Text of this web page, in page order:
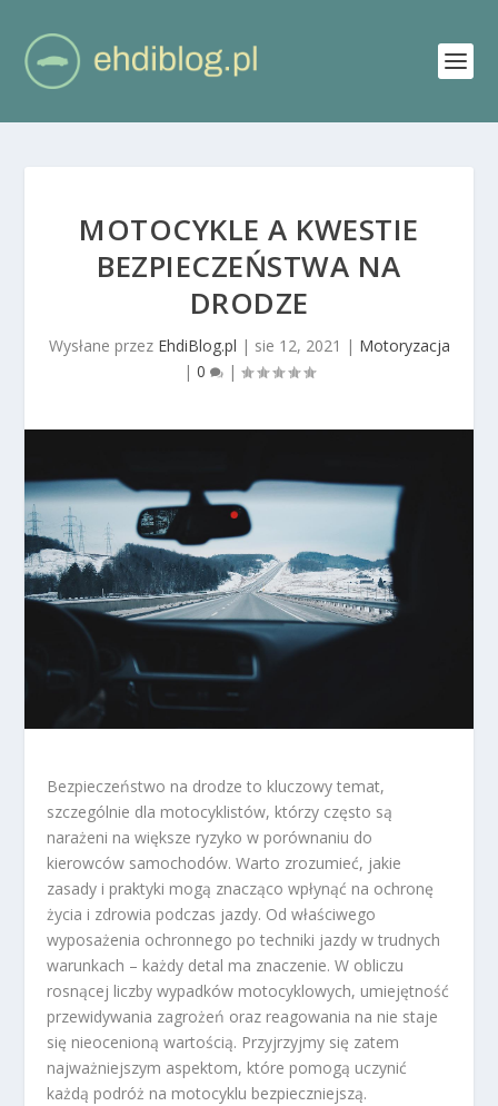
MOTOCYKLE A KWESTIE
BEZPIECZEŃSTWA NA
DRODZE
Wysłane przez EhdiBlog.pl | sie 12, 2021 | Motoryzacja
| 0 |
Bezpieczeństwo na drodze to kluczowy temat,
szczególnie dla motocyklistów, którzy często są
narażeni na większe ryzyko w porównaniu do
kierowców samochodów. Warto zrozumieć, jakie
zasady i praktyki mogą znacząco wpłynąć na ochronę
życia i zdrowia podczas jazdy. Od właściwego
wyposażenia ochronnego po techniki jazdy w trudnych
warunkach – każdy detal ma znaczenie. W obliczu
rosnącej liczby wypadków motocyklowych, umiejętność
przewidywania zagrożeń oraz reagowania na nie staje
się nieocenioną wartością. Przyjrzyjmy się zatem
najważniejszym aspektom, które pomogą uczynić
każdą podróż na motocyklu bezpieczniejszą.